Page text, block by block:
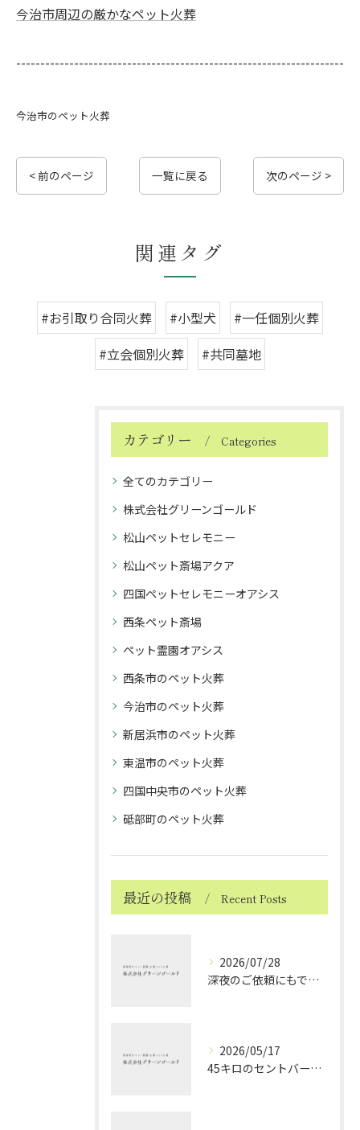
今治市周辺の厳かなペット火葬
--------------------------------------------------------------------
今治市のペット火葬
< 前のページ 一覧に戻る 次のページ >
関連タグ
#お引取り合同火葬 #小型犬
#一任個別火葬
#立会個別火葬
#共同墓地
カテゴリー Categories
全てのカテゴリー
株式会社グリーンゴールド
松山ペットセレモニー
松山ペット斎場アクア
四国ペットセレモニーオアシス
西条ペット斎場
ペット霊園オアシス
西条市のペット火葬
今治市のペット火葬
新居浜市のペット火葬
東温市のペット火葬
四国中央市のペット火葬
砥部町のペット火葬
最近の投稿 Recent Posts
2026/07/28
深夜のご依頼にもできる限り対応しております ～ハムスターちゃんのお見送り～
2026/05/17
45キロのセントバーナードちゃんのお見送り